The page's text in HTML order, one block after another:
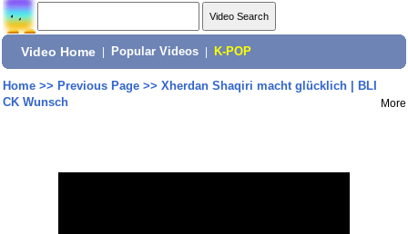
Video Home Popular Videos K-POP
Home>> Previous Page>> Xherdan Shaqiri macht glücklich | BLI
CK Wunsch
More